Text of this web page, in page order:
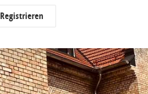
Registrieren